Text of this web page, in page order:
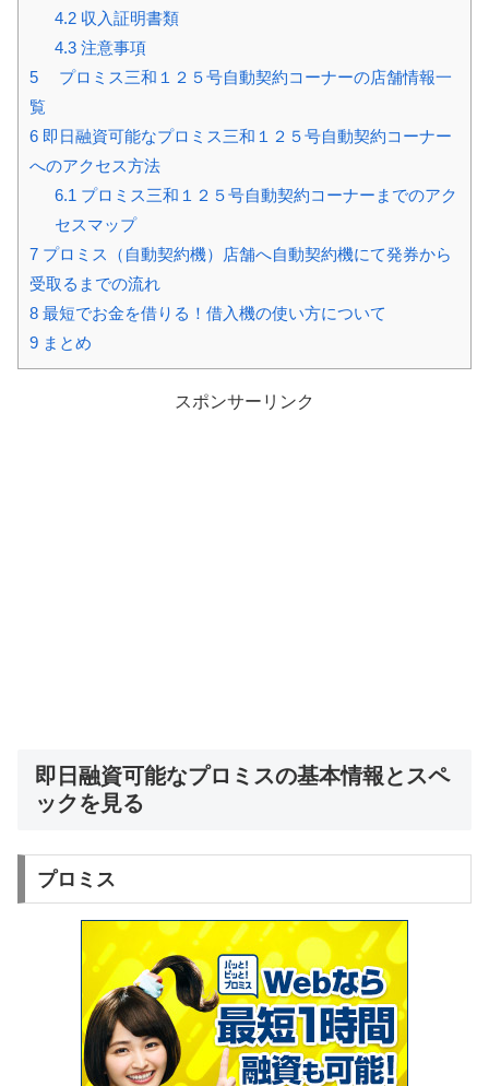
4.2収入証明書類
4.3注意事項
5 プロミス三和１２５号自動契約コーナーの店舗情報一
覧
6 即日融資可能なプロミス三和１２５号自動契約コーナー
へのアクセス方法
6.1 プロミス三和１２５号自動契約コーナーまでのアク
セスマップ
7 プロミス（自動契約機）店舗へ自動契約機にて発券から
受取るまでの流れ
8 最短でお金を借りる！借入機の使い方について
9 まとめ
スポンサーリンク
即日融資可能なプロミスの基本情報とスペ
ックを見る
プロミス